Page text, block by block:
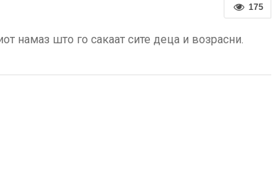
175
намаз што го сакаат сите деца и возрасни.